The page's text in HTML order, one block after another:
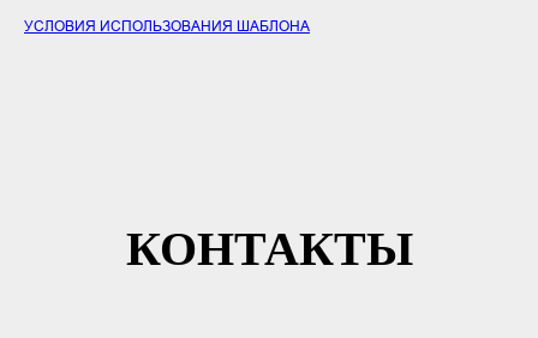
УСЛОВИЯ ИСПОЛЬЗОВАНИЯ ШАБЛОНА
КОНТАКТЫ